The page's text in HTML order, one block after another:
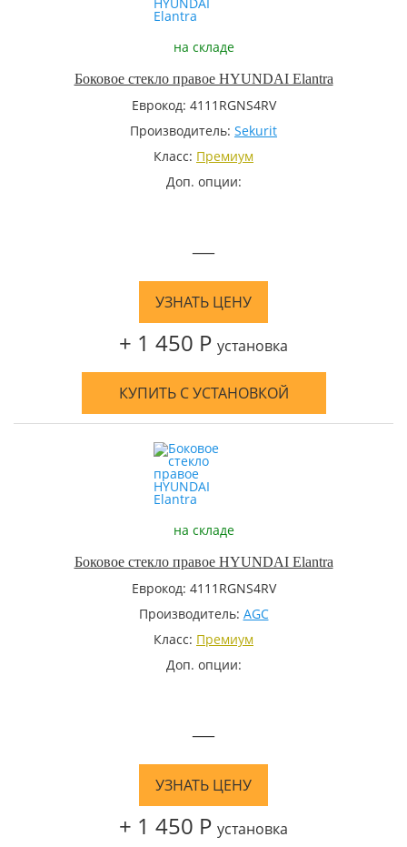
на складе
Боковое стекло правое HYUNDAI Elantra
Еврокод: 4111RGNS4RV
Производитель: Sekurit
Класс: Премиум
Доп. опции:
—
УЗНАТЬ ЦЕНУ
+ 1 450 Р установка
КУПИТЬ С УСТАНОВКОЙ
на складе
Боковое стекло правое HYUNDAI Elantra
Еврокод: 4111RGNS4RV
Производитель: AGC
Класс: Премиум
Доп. опции:
—
УЗНАТЬ ЦЕНУ
+ 1 450 Р установка